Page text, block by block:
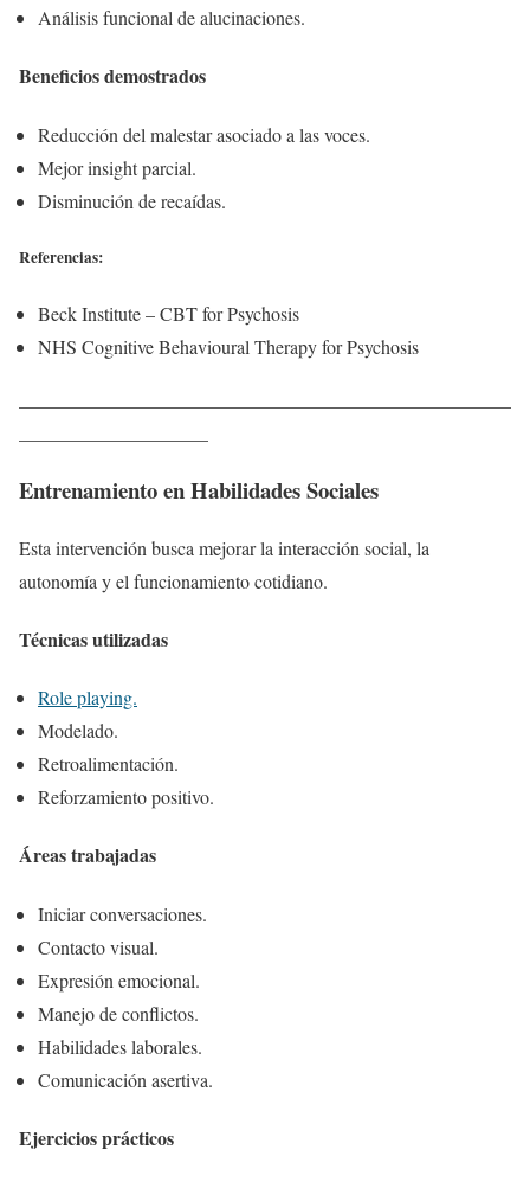
Análisis funcional de alucinaciones.
Beneficios demostrados
Reducción del malestar asociado a las voces.
Mejor insight parcial.
Disminución de recaídas.
Referencias:
Beck Institute – CBT for Psychosis
NHS Cognitive Behavioural Therapy for Psychosis
Entrenamiento en Habilidades Sociales
Esta intervención busca mejorar la interacción social, la
autonomía y el funcionamiento cotidiano.
Técnicas utilizadas
Role playing.
Modelado.
Retroalimentación.
Reforzamiento positivo.
Áreas trabajadas
Iniciar conversaciones.
Contacto visual.
Expresión emocional.
Manejo de conflictos.
Habilidades laborales.
Comunicación asertiva.
Ejercicios prácticos